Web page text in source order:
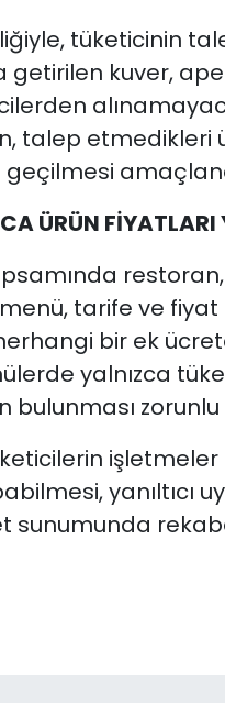
tüketicinin
kuver,
talep etmedikleri
geçilmesi
ÜRÜN
tarife ve
bir ek
yalnızca
bulunması
yanıltıcı
sunumunda